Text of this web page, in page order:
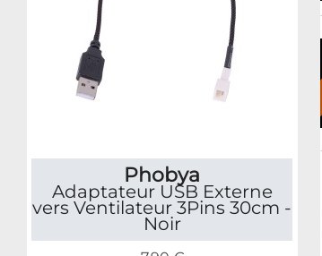
Phobya
Adaptateur USB Externe
vers Ventilateur 3Pins 30cm -
Noir